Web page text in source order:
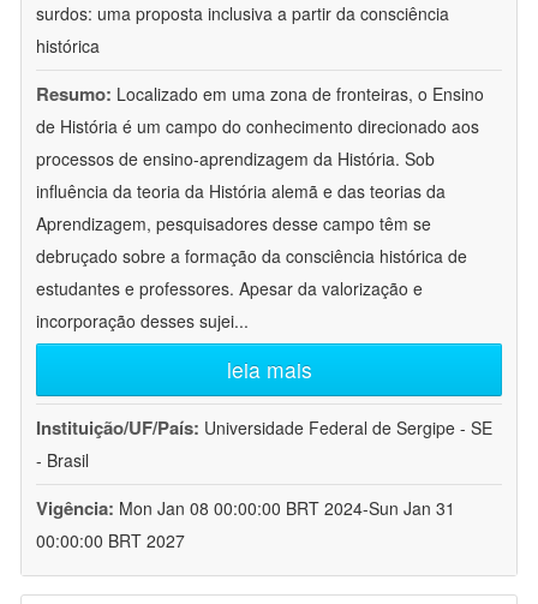
surdos: uma proposta inclusiva a partir da consciência
histórica
Resumo: Localizado em uma zona de fronteiras, o Ensino
de História é um campo do conhecimento direcionado aos
processos de ensino-aprendizagem da História. Sob
influência da teoria da História alemã e das teorias da
Aprendizagem, pesquisadores desse campo têm se
debruçado sobre a formação da consciência histórica de
estudantes e professores. Apesar da valorização e
incorporação desses sujei...
leia mais
Instituição/UF/País: Universidade Federal de Sergipe - SE
- Brasil
Vigência: Mon Jan 08 00:00:00 BRT 2024-Sun Jan 31
00:00:00 BRT 2027